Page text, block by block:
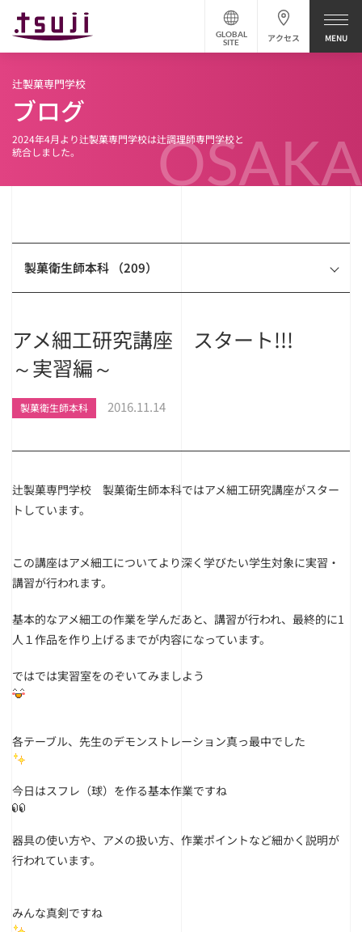
アクセス
GLOBAL
SITE
OSAKA
辻製菓専門学校
ブログ
2024年4月より辻製菓専門学校は辻調理師専門学校と
統合しました。
製菓衛生師本科 （209）
アメ細工研究講座 スタート!!!
～実習編～
製菓衛生師本科 2016.11.14
辻製菓専門学校 製菓衛生師本科ではアメ細工研究講座がスター
トしています。
この講座はアメ細工についてより深く学びたい学生対象に実習・
講習が行われます。
基本的なアメ細工の作業を学んだあと、講習が行われ、最終的に1
人１作品を作り上げるまでが内容になっています。
ではでは実習室をのぞいてみましよう
各テーブル、先生のデモンストレーション真っ最中でした
今日はスフレ（球）を作る基本作業ですね
器具の使い方や、アメの扱い方、作業ポイントなど細かく説明が
行われています。
みんな真剣ですね